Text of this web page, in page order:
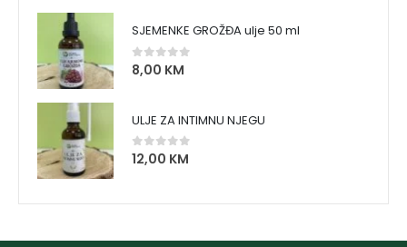
SJEMENKE GROŽĐA ulje 50 ml
0 out of 5
8,00 KM
ULJE ZA INTIMNU NJEGU
0out of 5
12,00 KM